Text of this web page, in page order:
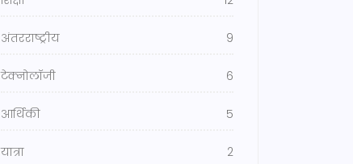
अंतरराष्ट्रीय 9
टेक्नोलॉजी 6
आर्थिकी 5
यात्रा 2